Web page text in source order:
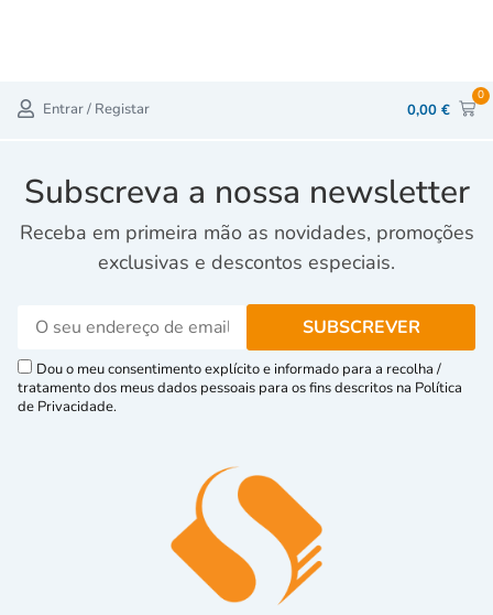
Entrar / Registar 0,00 €
0
Subscreva a nossa newsletter
Receba em primeira mão as novidades, promoções
exclusivas e descontos especiais.
Dou o meu consentimento explícito e informado para a recolha /
tratamento dos meus dados pessoais para os fins descritos na Política
de Privacidade.